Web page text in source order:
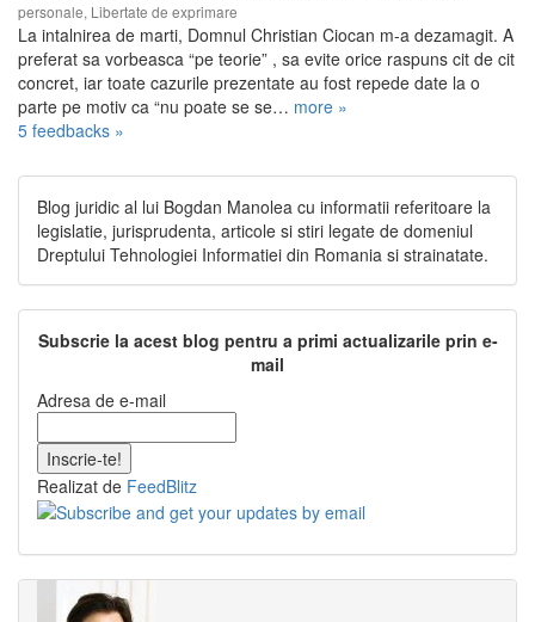
personale, Libertate de exprimare
La intalnirea de marti, Domnul Christian Ciocan m-a dezamagit. A
preferat sa vorbeasca “pe teorie” , sa evite orice raspuns cit de cit
concret, iar toate cazurile prezentate au fost repede date la o
parte pe motiv ca “nu poate se se… more »
5 feedbacks »
Blog juridic al lui Bogdan Manolea cu informatii referitoare la
legislatie, jurisprudenta, articole si stiri legate de domeniul
Dreptului Tehnologiei Informatiei din Romania si strainatate.
Subscrie la acest blog pentru a primi actualizarile prin e-
mail
Adresa de e-mail
Realizat de FeedBlitz